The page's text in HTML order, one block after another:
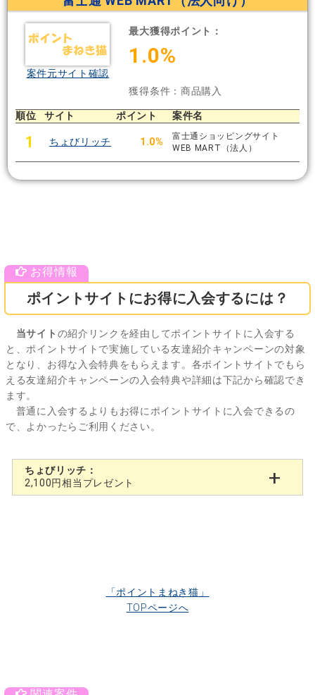
案件元サイト確認
最大獲得ポイント：
1.0%
獲得条件：商品購入
順位 サイト ポイント 案件名
1 ちょびリッチ 1.0%
富士通ショッピングサイト
WEB MART（法人）
ポイントサイトにお得に入会するには？
当サイト の紹介リンクを経由してポイントサイトに入会する
と、ポイントサイトで実施している友達紹介キャンペーンの対象
となり、お得な入会特典をもらえます。各ポイントサイトでもら
える友達紹介キャンペーンの入会特典や詳細は下記から確認でき
ます。
普通に入会するよりもお得にポイントサイトに入会できるの
で、よかったらご利用ください。
ちょびリッチ：
2,100円相当プレゼント
「ポイントまねき猫」
TOPページへ